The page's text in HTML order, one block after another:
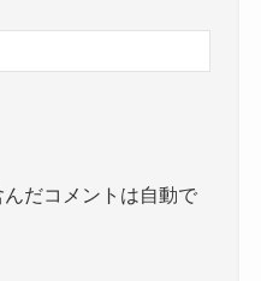
だコメントは自動で